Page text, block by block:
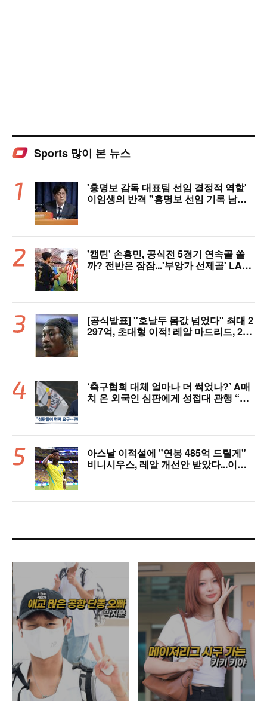
Sports 많이 본 뉴스
'홍명보 감독 대표팀 선임 결정적 역할'
이임생의 반격 "홍명보 선임 기록 남아
'캡틴' 손흥민, 공식전 5경기 연속골 쏠
까? 전반은 잠잠...'부앙가 선제골' LAF
[공식발표] "호날두 몸값 넘었다" 최대 2
297억, 초대형 이적! 레알 마드리드, 21
‘축구협회 대체 얼마나 더 썩었나?’ A매
치 온 외국인 심판에게 성접대 관행 “그
아스날 이적설에 "연봉 485억 드릴게"
비니시우스, 레알 개선안 받았다...이제